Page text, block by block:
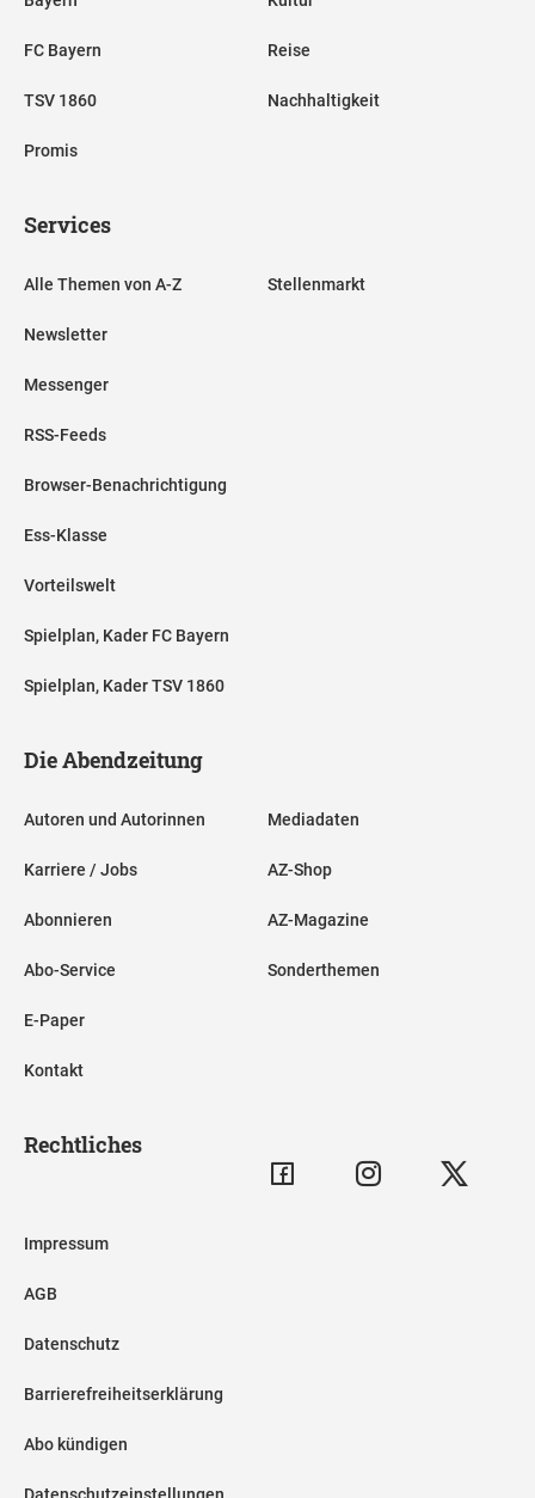
FC Bayern
TSV 1860
Promis
Reise
Nachhaltigkeit
Services
Alle Themen von A-Z
Newsletter
Messenger
RSS-Feeds
Browser-Benachrichtigung
Ess-Klasse
Vorteilswelt
Spielplan, Kader FC Bayern
Spielplan, Kader TSV 1860
Stellenmarkt
Die Abendzeitung
Autoren und Autorinnen
Karriere / Jobs
Abonnieren
Abo-Service
E-Paper
Kontakt
Mediadaten
AZ-Shop
AZ-Magazine
Sonderthemen
Rechtliches
Impressum
AGB
Datenschutz
Barrierefreiheitserklärung
Abo kündigen
Datenschutzeinstellungen